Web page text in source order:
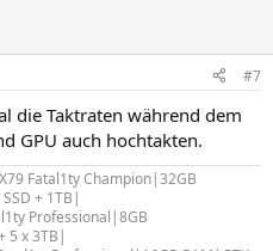
#7
die Taktraten während dem
GPU auch hochtakten.
Fatal1ty Champion|32GB
+ 1TB|
Professional|8GB
5 x 3TB|